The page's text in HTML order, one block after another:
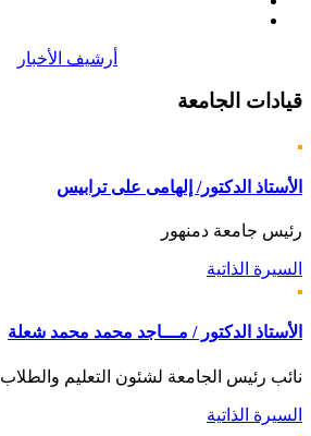
أرشيف الأخبار
قيادات الجامعة
الأستاذ الدكتور/ إلهامى على ترابيس
رئيس جامعة دمنهور
السيرة الذاتية
الأستاذ الدكتور / مـــاجد محمد محمد شعلة
نائب رئيس الجامعة لشئون التعليم والطلاب
السيرة الذاتية